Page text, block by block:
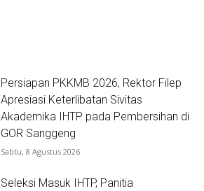
Persiapan PKKMB 2026, Rektor Filep
Apresiasi Keterlibatan Sivitas
Akademika IHTP pada Pembersihan di
GOR Sanggeng
Sabtu, 8 Agustus 2026
Seleksi Masuk IHTP, Panitia